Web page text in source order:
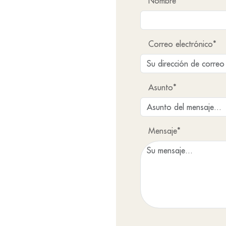
Correo electrónico*
Asunto*
Mensaje*